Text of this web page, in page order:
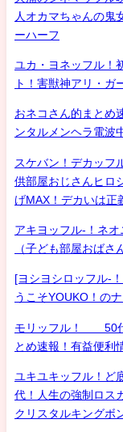
人オカマちゃんの鬼
ーハーフ
ユカ・ヨネッフル！
ト！害獣神アリ・ガ
おネコさん的まとめ
ンタルメンヘラ電波
スケバン！デカッフ
供部屋おじさんヒロ
げMAX！デカいは正
アキヨッフル-！ネオ
（子ども部屋おばさ
[ヨシヨシロッフル-
うこそYOUKO！の
モリッフル！ 50代
とめ速報！有益便
ユキユキッフル！ど
代！人生の強制ロス
クリスタルキングボ